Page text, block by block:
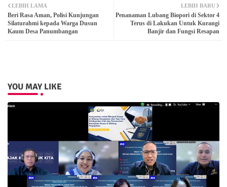
ter atsa
LEBIH BARU
Penanaman Lubang Biopori di Sektor 4
Terus di Lakukan Untuk Kurangi
Banjir dan Fungsi Resapan
LEBIH LAMA
Beri Rasa Aman, Polisi Kunjungan
Silaturahmi kepada Warga Dusun
Kaum Desa Panumbangan
YOU MAY LIKE